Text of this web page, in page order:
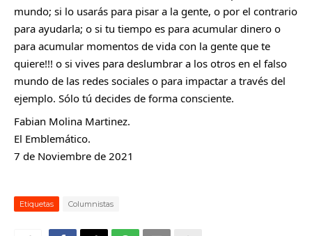
mundo; si lo usarás para pisar a la gente, o por el contrario
para ayudarla; o si tu tiempo es para acumular dinero o
para acumular momentos de vida con la gente que te
quiere!!! o si vives para deslumbrar a los otros en el falso
mundo de las redes sociales o para impactar a través del
ejemplo. Sólo tú decides de forma consciente.
Fabian Molina Martinez.
El Emblemático.
7 de Noviembre de 2021
Etiquetas Columnistas